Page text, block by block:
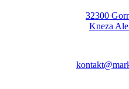
32300
Kneza